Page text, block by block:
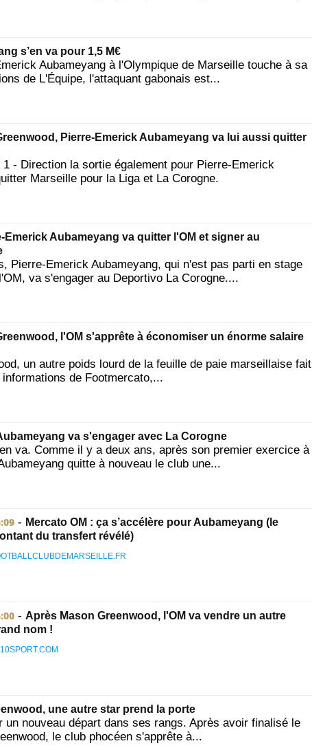
s’en va pour 1,5 M€
Aubameyang à l'Olympique de Marseille touche à sa
de L'Équipe, l'attaquant gabonais est...
Pierre-Emerick Aubameyang va lui aussi quitter
1 - Direction la sortie également pour Pierre-Emerick
Marseille pour la Liga et La Corogne.
Emerick Aubameyang va quitter l'OM et signer au
Pierre-Emerick Aubameyang, qui n'est pas parti en stage
va s'engager au Deportivo La Corogne....
l'OM s'apprête à économiser un énorme salaire
un autre poids lourd de la feuille de paie marseillaise fait
de Footmercato,...
va s'engager avec La Corogne
va. Comme il y a deux ans, après son premier exercice à
quitte à nouveau le club une...
- Mercato OM : ça s’accélère pour Aubameyang (le
du transfert révélé)
- Après Mason Greenwood, l'OM va vendre un autre
nom !
une autre star prend la porte
un nouveau départ dans ses rangs. Après avoir finalisé le
le club phocéen s'apprête à...